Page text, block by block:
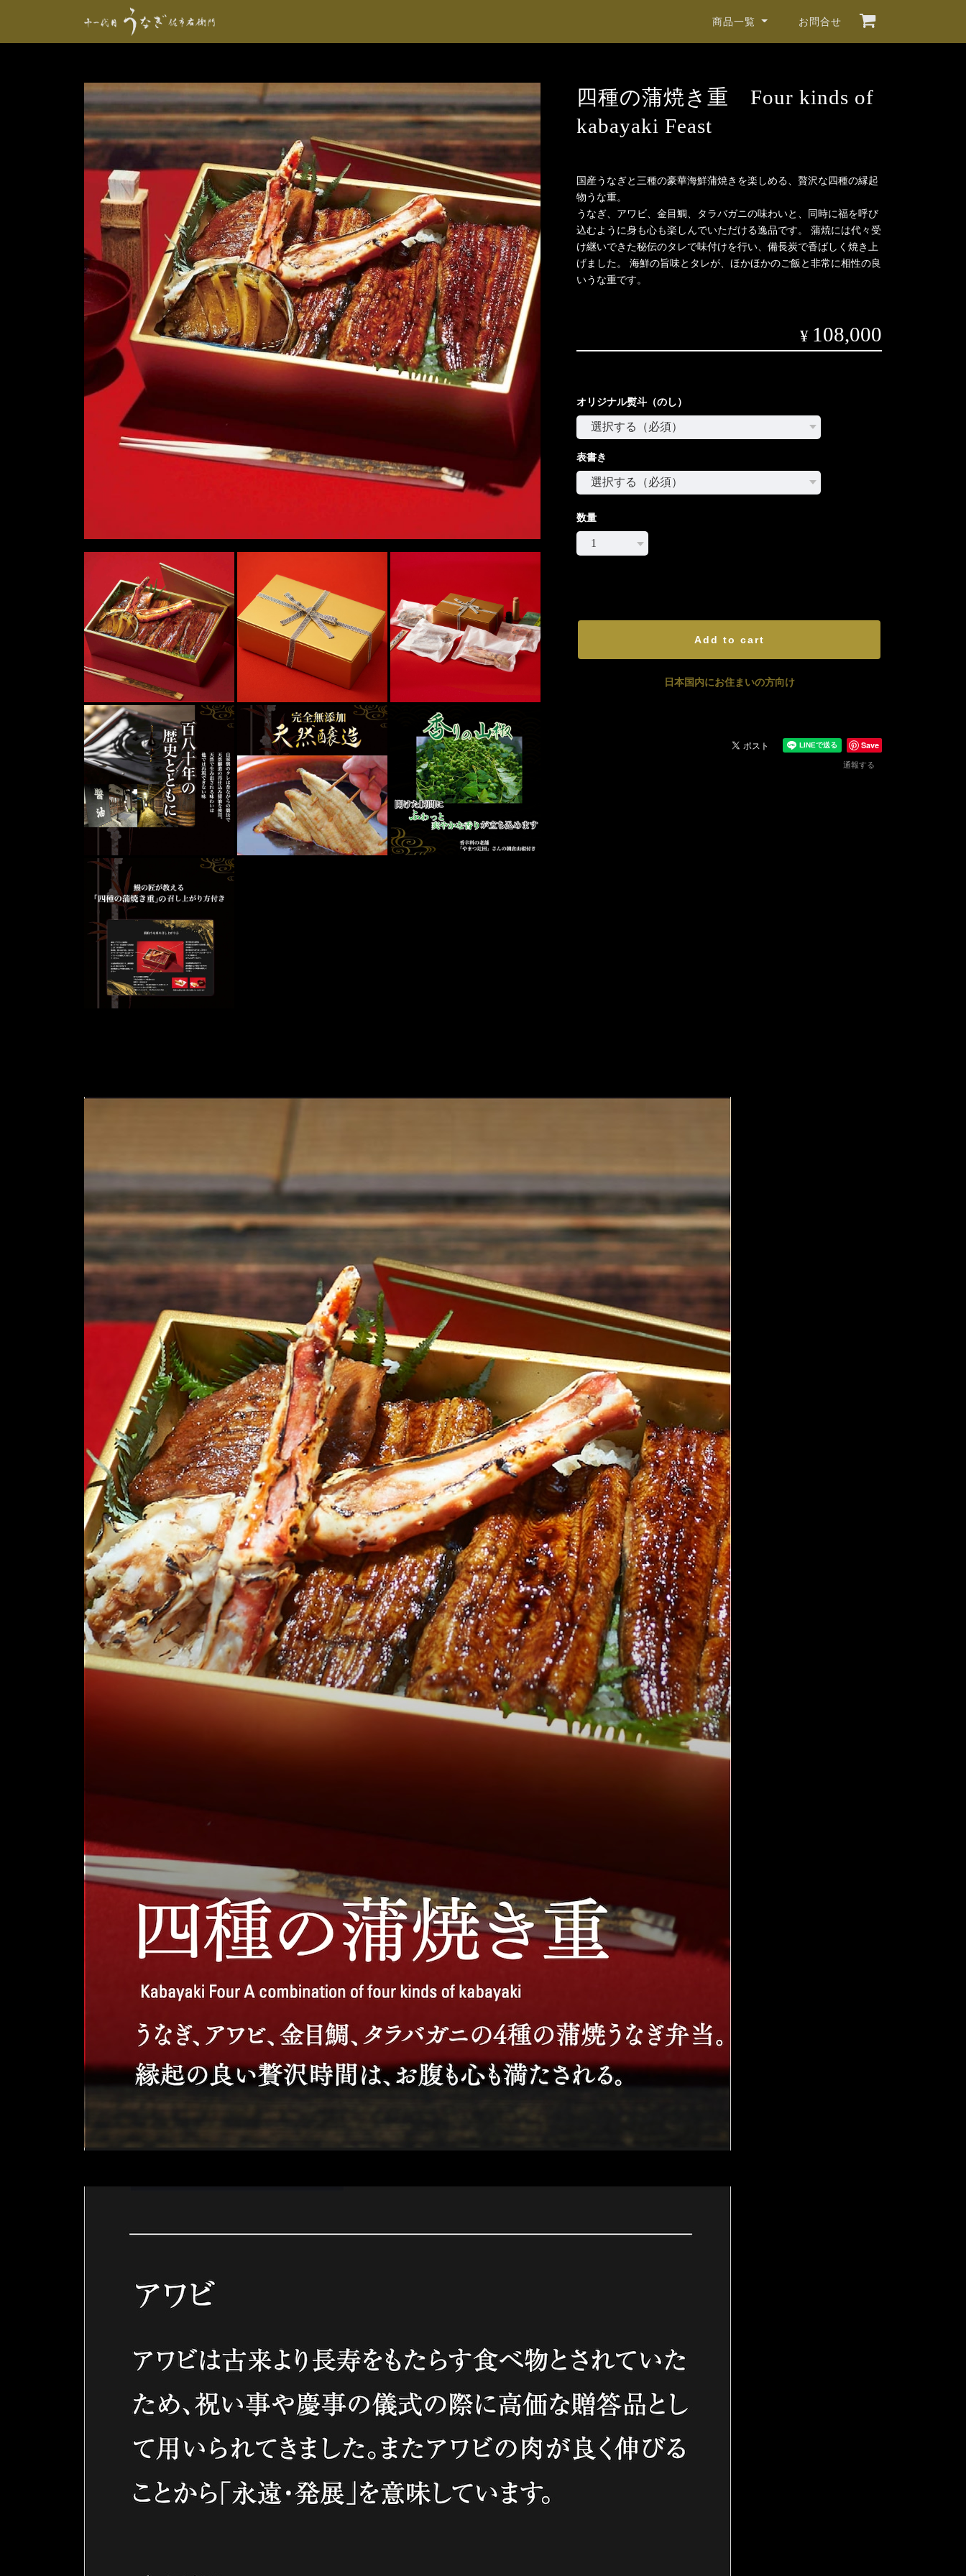
商品一覧 お問合せ
四種の蒲焼き重 Four kinds of
kabayaki Feast
国産うなぎと三種の豪華海鮮蒲焼きを楽しめる、贅沢な四種の縁起
物うな重。
うなぎ、アワビ、金目鯛、タラバガニの味わいと、同時に福を呼び
込むように身も心も楽しんでいただける逸品です。 蒲焼には代々受
け継いできた秘伝のタレで味付けを行い、備長炭で香ばしく焼き上
げました。 海鮮の旨味とタレが、ほかほかのご飯と非常に相性の良
いうな重です。
¥ 108,000
オリジナル熨斗（のし）
表書き
数量
Add to cart
日本国内にお住まいの方向け
Save
通報する